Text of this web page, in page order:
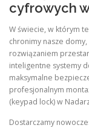
cyfrowych
W świecie, w którym
chronimy nasze
rozwiązaniem
inteligentne systemy
maksymalne
profesjonalnym
(keypad lock) w
Dostarczamy